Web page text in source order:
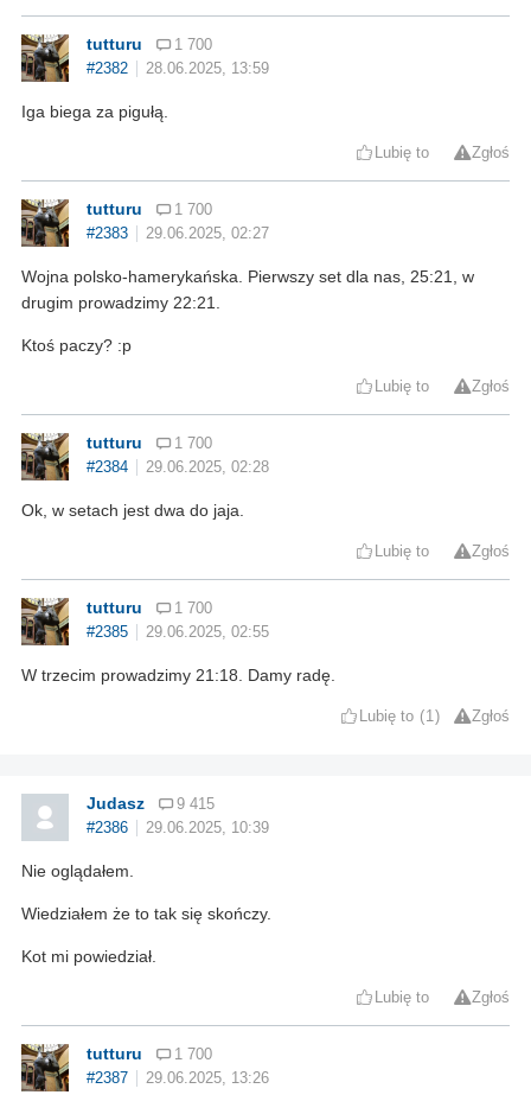
tutturu
1 700
#2382
28.06.2025, 13:59
Iga biega za pigułą.
Lubię to Zgłoś
tutturu
1 700
#2383
29.06.2025, 02:27
Wojna polsko-hamerykańska. Pierwszy set dla nas, 25:21, w
drugim prowadzimy 22:21.
Ktoś paczy? :p
Lubię to Zgłoś
tutturu
1 700
#2384
29.06.2025, 02:28
Ok, w setach jest dwa do jaja.
Lubię to Zgłoś
tutturu
1 700
#2385
29.06.2025, 02:55
W trzecim prowadzimy 21:18. Damy radę.
Lubię to 1 Zgłoś
Judasz
9 415
#2386
29.06.2025, 10:39
Nie oglądałem.
Wiedziałem że to tak się skończy.
Kot mi powiedział.
Lubię to Zgłoś
tutturu
1 700
#2387
29.06.2025, 13:26